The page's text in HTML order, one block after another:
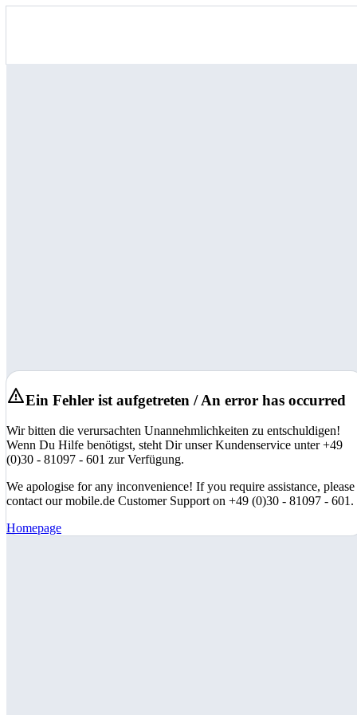
Ein Fehler ist aufgetreten / An error has occurred
Wir bitten die verursachten Unannehmlichkeiten zu entschuldigen!
Wenn Du Hilfe benötigst, steht Dir unser Kundenservice unter +49
(0)30 - 81097 - 601 zur Verfügung.
We apologise for any inconvenience! If you require assistance, please
contact our mobile.de Customer Support on +49 (0)30 - 81097 - 601.
Homepage